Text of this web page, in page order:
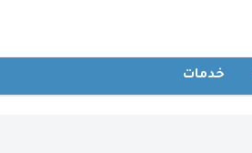
خدمات